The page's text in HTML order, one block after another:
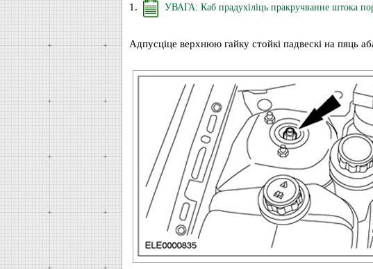
1. УВАГА: Каб прадухіліць пракручванне штока
Адпусціце верхнюю гайку стойкі падвескі на пяць